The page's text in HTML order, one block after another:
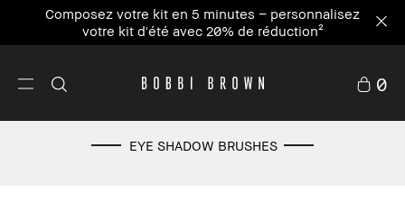
Composez votre kit en 5 minutes – personnalisez
votre kit d'été avec 20% de réduction²
0
EYE SHADOW BRUSHES